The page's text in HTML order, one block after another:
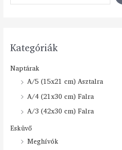
Kategóriák
Naptárak
A/5 (15x21 cm) Asztalra
A/4 (21x30 cm) Falra
A/3 (42x30 cm) Falra
Esküvő
Meghívók